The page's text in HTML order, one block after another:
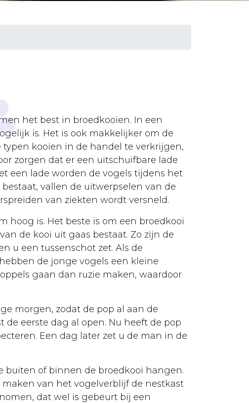
het best in broedkooien. In een
is. Het is ook makkelijker om de
kooien in de handel te verkrijgen,
zorgen dat er een uitschuifbare lade
een lade worden de vogels tijdens het
vallen de uitwerpselen van de
van ziekten wordt versneld.
hoog is. Het beste is om een broedkooi
de kooi uit gaas bestaat. Zo zijn de
u een tussenschot zet. Als de
de jonge vogels een kleine
gaan dan ruzie maken, waardoor
morgen, zodat de pop al aan de
eerste dag al open. Nu heeft de pop
Een dag later zet u de man in de
buiten of binnen de broedkooi hangen.
van het vogelverblijf de nestkast
dat wel is gebeurt bij een